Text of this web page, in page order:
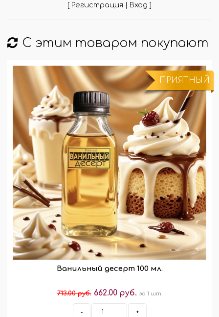
[ Регистрация | Вход ]
С этим товаром покупают
ПРИЯТНЫЙ
Ванильный десерт 100 мл.
713.00 руб. 662.00 руб. за 1 шт.
- +